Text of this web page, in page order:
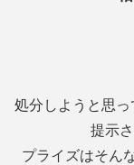
処分しようと思
提示
プライズはそん